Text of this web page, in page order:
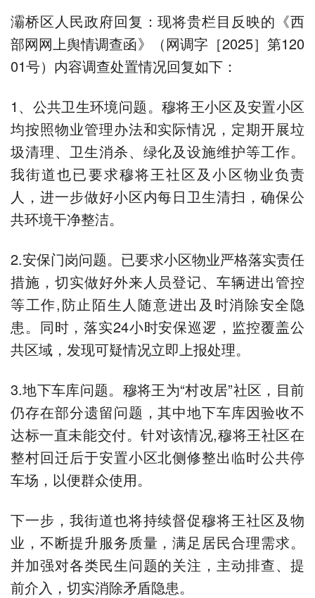
灞桥区人民政府回复：现将贵栏目反映的《西
部网网上舆情调查函》（网调字［2025］第120
01号）内容调查处置情况回复如下：
1、公共卫生环境问题。穆将王小区及安置小区
均按照物业管理办法和实际情况，定期开展垃
圾清理、卫生消杀、绿化及设施维护等工作。
我街道也已要求穆将王社区及小区物业负责
人，进一步做好小区内每日卫生清扫，确保公
共环境干净整洁。
2.安保门岗问题。已要求小区物业严格落实责任
措施，切实做好外来人员登记、车辆进出管控
等工作,防止陌生人随意进出及时消除安全隐
患。同时，落实24小时安保巡逻，监控覆盖公
共区域，发现可疑情况立即上报处理。
3.地下车库问题。穆将王为“村改居”社区，目前
仍存在部分遗留问题，其中地下车库因验收不
达标一直未能交付。针对该情况,穆将王社区在
整村回迁后于安置小区北侧修整出临时公共停
车场，以便群众使用。
下一步，我街道也将持续督促穆将王社区及物
业，不断提升服务质量，满足居民合理需求。
并加强对各类民生问题的关注，主动排查、提
前介入，切实消除矛盾隐患。